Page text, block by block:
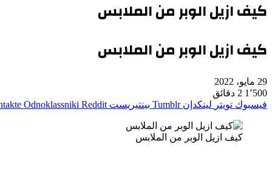
كيف ازيل الوبر من الملابس
كيف ازيل الوبر من الملابس
29 مايو، 2022
1٬500 2 دقائق
فيسبوك تويتر لينكدإن بينتيريست Odnoklassniki
كيف ازيل الوبر من الملابس